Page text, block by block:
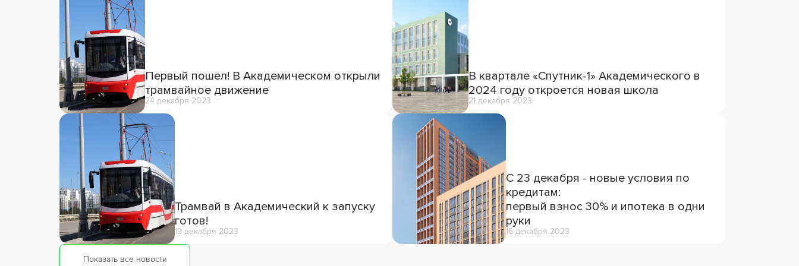
Первый пошел! В Академическом открыли
трамвайное движение
24 декабря 2023
В квартале «Спутник-1» Академического в
2024 году откроется новая школа
21 декабря 2023
Трамвай в Академический к запуску
готов!
19 декабря 2023
С 23 декабря - новые условия по
кредитам:
первый взнос 30% и ипотека в одни
руки
16 декабря 2023
Показать все новости